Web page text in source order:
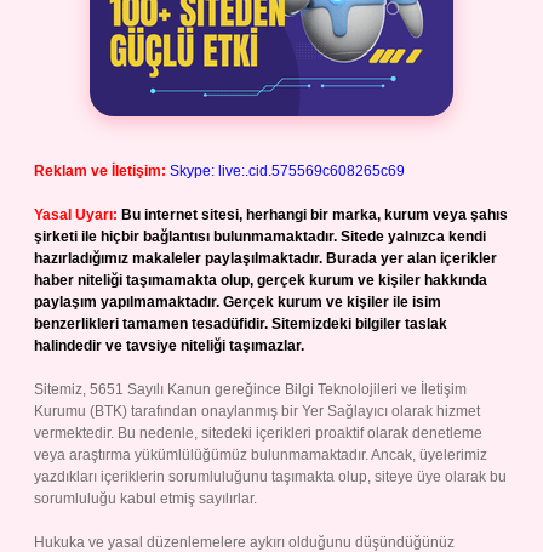
Reklam ve İletişim: Skype: live:.cid.575569c608265c69
Yasal Uyarı: Bu internet sitesi, herhangi bir marka, kurum veya şahıs
şirketi ile hiçbir bağlantısı bulunmamaktadır. Sitede yalnızca kendi
hazırladığımız makaleler paylaşılmaktadır. Burada yer alan içerikler
haber niteliği taşımamakta olup, gerçek kurum ve kişiler hakkında
paylaşım yapılmamaktadır. Gerçek kurum ve kişiler ile isim
benzerlikleri tamamen tesadüfidir. Sitemizdeki bilgiler taslak
halindedir ve tavsiye niteliği taşımazlar.
Sitemiz, 5651 Sayılı Kanun gereğince Bilgi Teknolojileri ve İletişim
Kurumu (BTK) tarafından onaylanmış bir Yer Sağlayıcı olarak hizmet
vermektedir. Bu nedenle, sitedeki içerikleri proaktif olarak denetleme
veya araştırma yükümlülüğümüz bulunmamaktadır. Ancak, üyelerimiz
yazdıkları içeriklerin sorumluluğunu taşımakta olup, siteye üye olarak bu
sorumluluğu kabul etmiş sayılırlar.
Hukuka ve yasal düzenlemelere aykırı olduğunu düşündüğünüz